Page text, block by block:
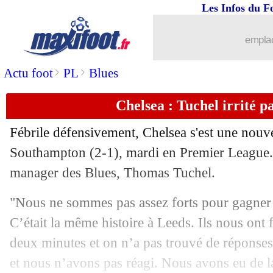
Actu foot> PL > Blues
Les Infos du
Chelsea : Tuchel irrité
Fébrile défensivement, Chelsea s'est une
Southampton (2-1), mardi en Premier
manager des Blues, Thomas Tuchel.
"Nous ne sommes pas assez forts pour
C’était la même histoire à Leeds. Ils nous
deux minutes et on n’a pas trouvé de
et nous n’avons pas réagi. Nous avons eu de
Everton : Lampard bloque Gordon
31/08 Nice: Laborde-Gouiri, ça brûle !
31/08 OM: Dieng, et maintenant
31/08 Juve: Paredes, les détails du transfert
31/08 Argentine: Dybala, Mourinho
ASSE : Neyou prêté à Leganés